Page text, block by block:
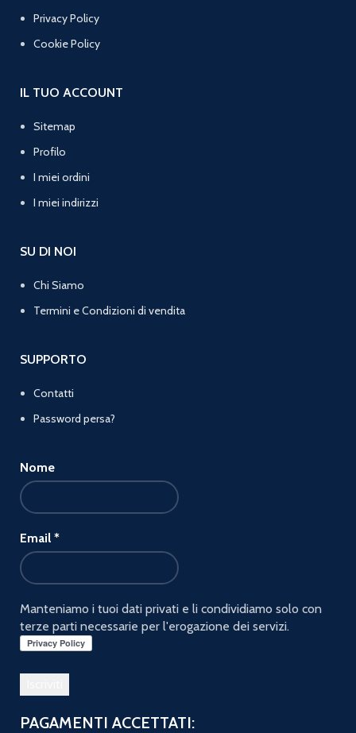
Privacy Policy
Cookie Policy
IL TUO ACCOUNT
Sitemap
Profilo
I miei ordini
I miei indirizzi
SU DI NOI
Chi Siamo
Termini e Condizioni di vendita
SUPPORTO
Contatti
Password persa?
Nome
Email *
Manteniamo i tuoi dati privati e li condividiamo solo con
terze parti necessarie per l'erogazione dei servizi.
PAGAMENTI ACCETTATI: